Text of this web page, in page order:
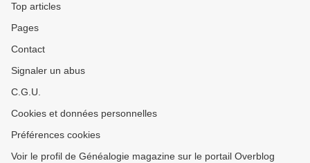
Top articles
Pages
Contact
Signaler un abus
C.G.U.
Cookies et données personnelles
Préférences cookies
Voir le profil de Généalogie magazine sur le portail Overblog